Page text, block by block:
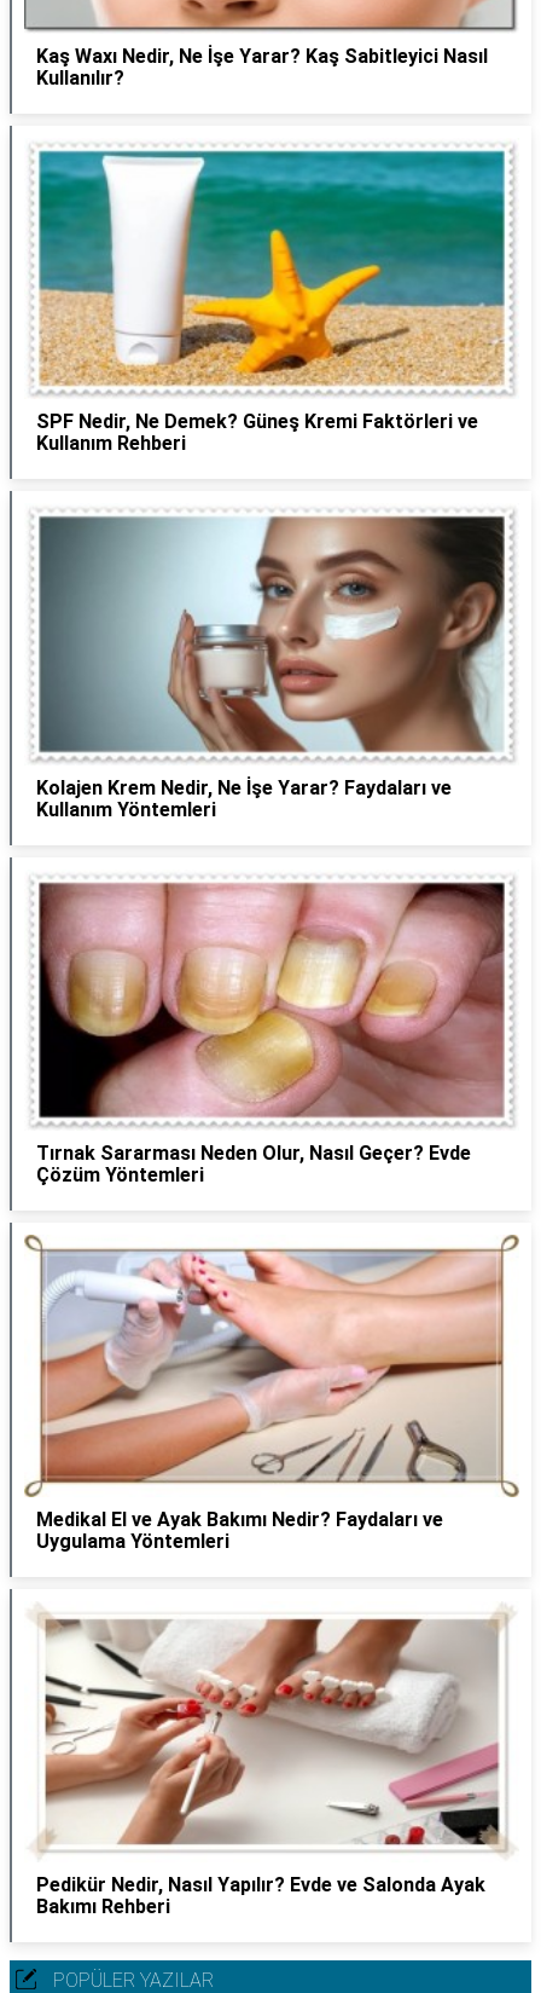
Kaş Waxı Nedir, Ne İşe Yarar? Kaş Sabitleyici Nasıl
Kullanılır?
SPF Nedir, Ne Demek? Güneş Kremi Faktörleri ve
Kullanım Rehberi
Kolajen Krem Nedir, Ne İşe Yarar? Faydaları ve
Kullanım Yöntemleri
Tırnak Sararması Neden Olur, Nasıl Geçer? Evde
Çözüm Yöntemleri
Medikal El ve Ayak Bakımı Nedir? Faydaları ve
Uygulama Yöntemleri
Pedikür Nedir, Nasıl Yapılır? Evde ve Salonda Ayak
Bakımı Rehberi
POPÜLER YAZILAR